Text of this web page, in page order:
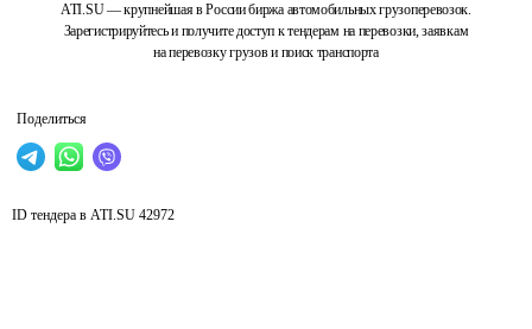
ATI.SU — крупнейшая в России биржа автомобильных грузоперевозок.
Зарегистрируйтесь и получите доступ к тендерам на перевозки, заявкам
на перевозку грузов и поиск транспорта
Поделиться
ID тендера в ATI.SU 42972